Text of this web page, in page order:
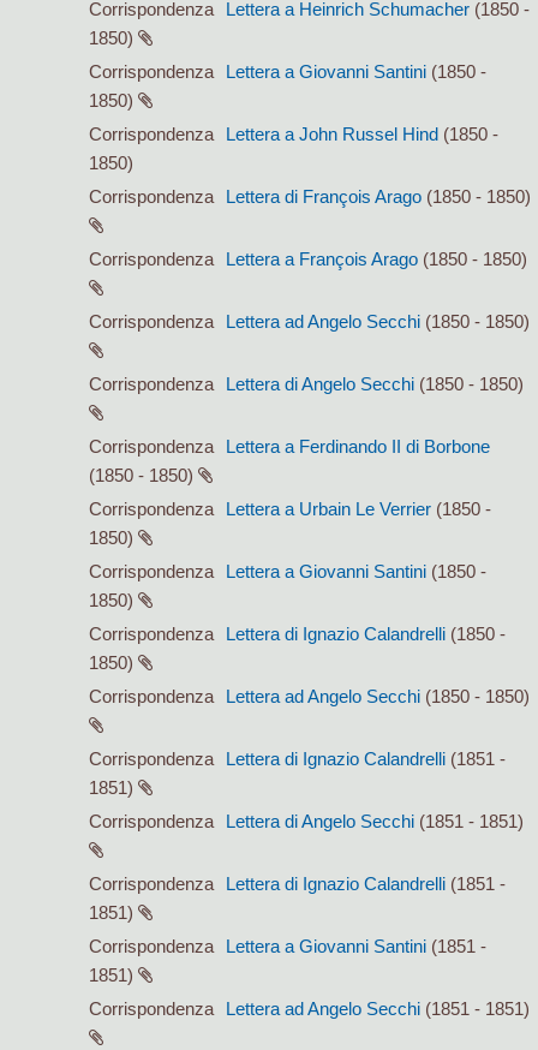
Corrispondenza
Lettera a Heinrich Schumacher (1850 -
1850)
Corrispondenza
Lettera a Giovanni Santini (1850 -
1850)
Corrispondenza
Lettera a John Russel Hind (1850 -
1850)
Corrispondenza
Lettera di François Arago (1850 - 1850)
Corrispondenza Lettera a François Arago (1850 - 1850)
Corrispondenza Lettera ad Angelo Secchi (1850 - 1850)
Corrispondenza Lettera di Angelo Secchi (1850 - 1850)
Corrispondenza
Lettera a Ferdinando II di Borbone
(1850 - 1850)
Corrispondenza
Lettera a Urbain Le Verrier (1850 -
1850)
Corrispondenza
Lettera a Giovanni Santini (1850 -
1850)
Corrispondenza
Lettera di Ignazio Calandrelli (1850 -
1850)
Corrispondenza
Lettera ad Angelo Secchi (1850 - 1850)
Corrispondenza Lettera di Ignazio Calandrelli (1851 -
1851)
Corrispondenza
Lettera di Angelo Secchi (1851 - 1851)
Corrispondenza Lettera di Ignazio Calandrelli (1851 -
1851)
Corrispondenza
Lettera a Giovanni Santini (1851 -
1851)
Corrispondenza
Lettera ad Angelo Secchi (1851 - 1851)